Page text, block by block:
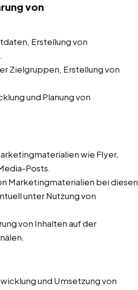
von
Erstellung von
Zielgruppen, Erstellung von
und Planung von
wie Flyer,
Posts.
Marketingmaterialien bei diesen
unter Nutzung von
von Inhalten auf der
und Umsetzung von